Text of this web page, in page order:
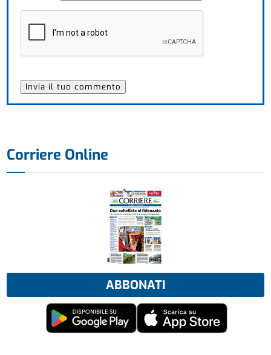
Corriere Online
ABBONATI